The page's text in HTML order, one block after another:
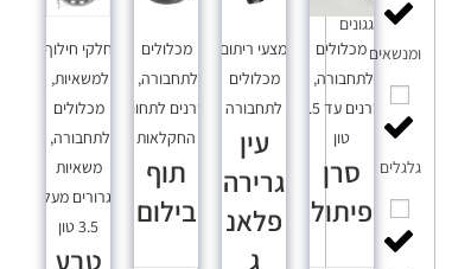
גגונים
ומנשאים
גלגלים
מכלולים
לתחבורה,
סרנים עד 3.5
טון
סרן
פיתול
אמצעי ריתום
מכלולים
לתחבורה
עין
גרירה
פלאנ
ג
מכלולים
לתחבורה,
סרנים לתחום
החקלאות
תוף
בילום
חלקי חילוף
למשאיות,
מכלולים
לתחבורה,
משאיות
וגרורים מעל
3.5 טון
טבע